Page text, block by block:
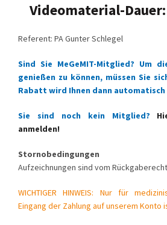
Videomaterial-
Referent: PA Gunter Schlegel
Sind Sie MeGeMIT-Mitglied? Um
genießen zu können, müssen Sie
Rabatt wird Ihnen dann automatisch
Sie sind noch kein Mitglied?
anmelden!
Stornobedingungen
Aufzeichnungen sind vom
WICHTIGER HINWEIS: Nur für
Eingang der Zahlung auf unserem